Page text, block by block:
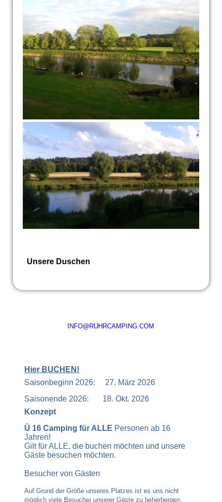
Unsere Duschen
INFO@RUHRCAMPING.COM
Hier BUCHEN!
Saisonbeginn 2026: 27. März 2026
Saisonende 2026: 18. Okt. 2026
Konzept
Ü 16 Camping für ALLE Personen ab 16
Jahren!
Gilt für ALLE, die buchen möchten und unsere
Gäste besuchen möchten.
Besucher von Gästen
Auf Grund der Größe unseres Platzes ist es uns nicht
möglich viele Besucher unserer Gäste zu beherbergen.